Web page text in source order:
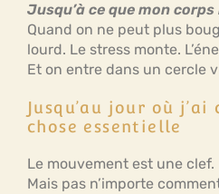
Jusqu’à ce que mon corps
Quand on ne peut plus
lourd. Le stress monte.
Et on entre dans un cercle
Jusqu’au jour où j’ai
chose essentielle
Le mouvement est une clef.
Mais pas n’importe